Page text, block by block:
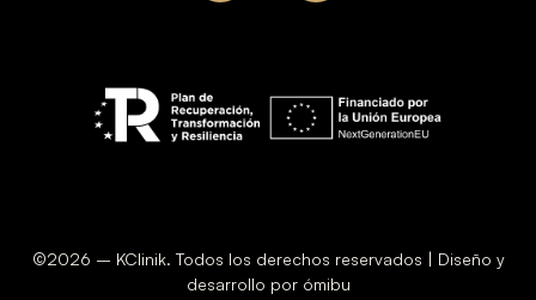
©2026 – KClinik. Todos los derechos reservados | Diseño y
desarrollo por ómibu